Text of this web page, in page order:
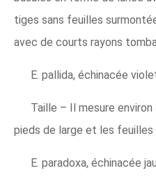
tiges sans feuilles
avec de courts rayons
E. pallida, échinacée
Taille – Il mesure
pieds de large et les
E. paradoxa, échinacée